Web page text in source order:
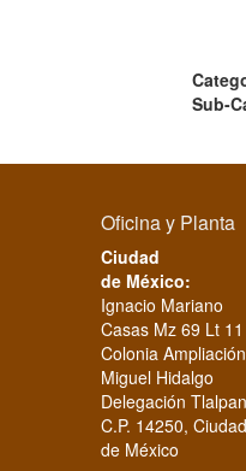
Sub-
Oficina y Planta
Ciudad
de México:
Ignacio Mariano
Casas Mz 69 Lt 11
Colonia Ampliación
Miguel Hidalgo
Delegación Tlalpan
C.P. 14250, Ciudad
de México